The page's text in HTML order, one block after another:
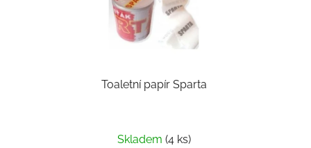
Toaletní papír Sparta
Skladem (4 ks)